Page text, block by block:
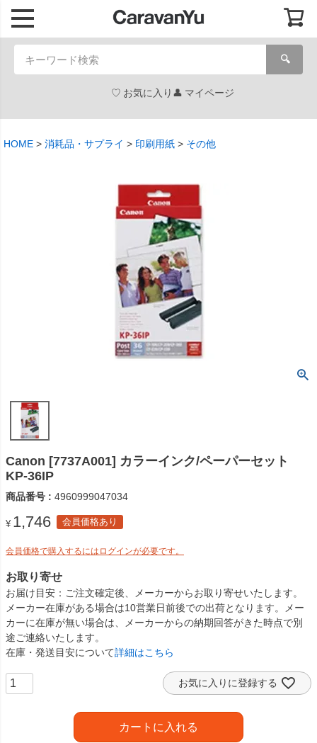
🔍
お気に入り マイページ
HOME 消耗品・サプライ 印刷用紙 その他
Canon [7737A001] カラーインク/ペーパーセット
KP-36IP
商品番号 4960999047034
¥ 1,746 会員価格あり
会員価格で購入するにはログインが必要です。
お取り寄せ
お届け目安
ご注文確定後、メーカーからお取り寄せいたします。
メーカー在庫がある場合は10営業日前後での出荷となります。メー
カーに在庫が無い場合は、メーカーからの納期回答がきた時点で別
途ご連絡いたします。
在庫・発送目安について詳細はこちら
お気に入りに登録する
カートに入れる